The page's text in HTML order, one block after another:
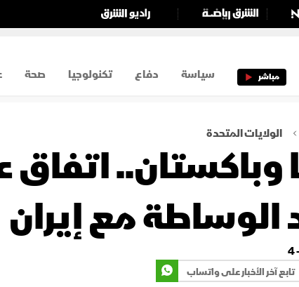
مباشر سياسة دفاع تكنولوجيا صحة
الولايات المتحدة
وباكستان..
الوساطة مع إيران
تابع آخر الأخبار على واتساب